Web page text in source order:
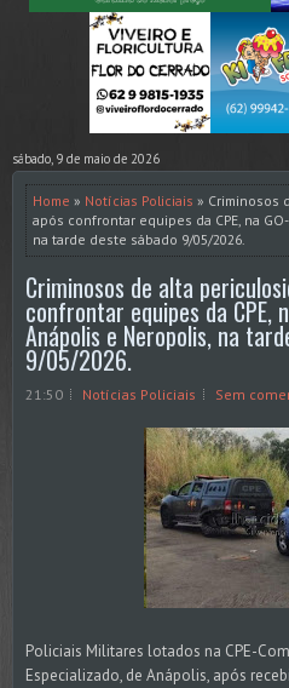
sábado, 9 de maio de 2026
Home » Notícias Policiais » Criminosos
após confrontar equipes da CPE, na
na tarde deste sábado 9/05/2026.
Criminosos de alta
confrontar equipes da CPE,
Anápolis e Neropolis, na
9/05/2026.
21:50 Notícias Policiais Sem
Policiais Militares lotados na CPE-
Especializado, de Anápolis, após